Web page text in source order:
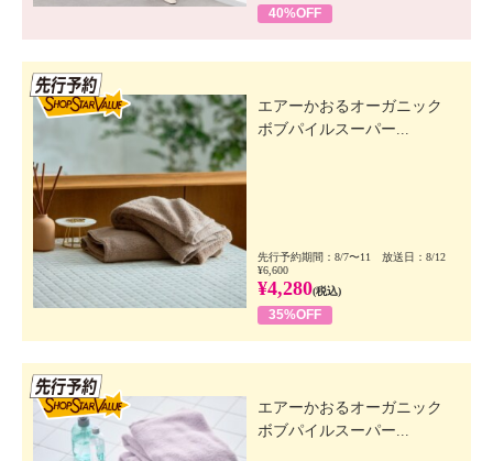
40%OFF
エアーかおるオーガニック
ボブパイルスーパー...
先行予約期間：8/7〜11 放送日：8/12
¥6,600
¥4,280(税込)
35%OFF
エアーかおるオーガニック
ボブパイルスーパー...